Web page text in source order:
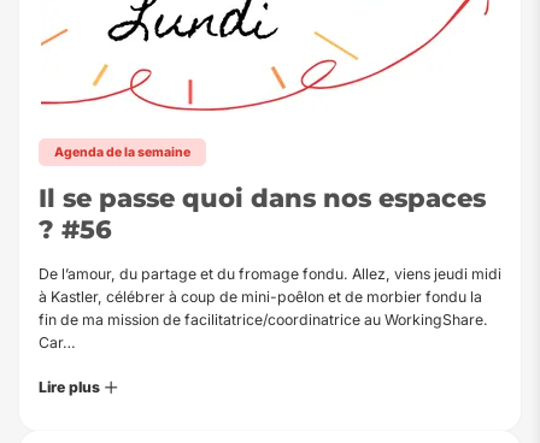
Agenda de la semaine
Il se passe quoi dans nos espaces
? #56
De l’amour, du partage et du fromage fondu. Allez, viens jeudi midi
à Kastler, célébrer à coup de mini-poêlon et de morbier fondu la
fin de ma mission de facilitatrice/coordinatrice au WorkingShare.
Car…
Lire plus